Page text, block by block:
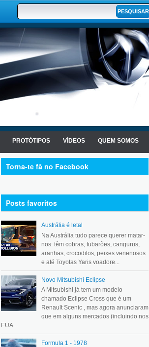
PROTÓTIPOS VÍDEOS QUEM SOMOS
Torna-te fã no Facebook
Posts favoritos
Austrália é letal
Na Austrália tudo parece querer matar-
nos: têm cobras, tubarões, cangurus,
aranhas, crocodilos, peixes venenosos
e até Toyotas Yaris voadore...
Novo Mitsubishi Eclipse
A Mitsubishi já tem um modelo
chamado Eclipse Cross que é um
Renault Scenic , mas agora anunciaram
que em alguns mercados (incluindo nos
EUA...
Formula 1 - 1978